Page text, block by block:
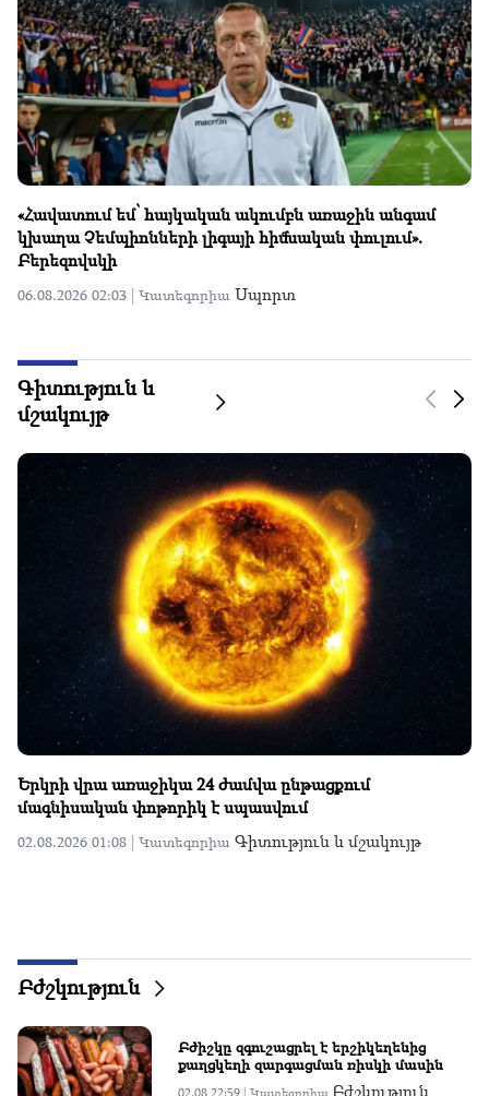
Կամ Ինֆանտինոն կհեռանա, կամ մենք կբոյկոտենք․
Չեֆերինի վերջնագիրը
05.08.2026 01:31 |
Գիտություն և
մշակույթ
Այս գիշեր նայեք երկնքին․ տպավորիչ աստղաթափ է
սպասվում
30.07.2026 22:18 | Կատեգորիա Գիտություն և մշակույթ
Բժշկություն
Բժիշկը զգուշացրել է երշիկեղենից
քաղցկեղի զարգացման ռիսկի մասին
Բժշկություն